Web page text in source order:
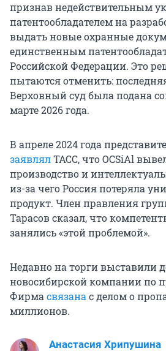
признав недействительным
патентообладателем на
выдать новые охранные
единственным
Российской Федерации. Это
пытаются отменить:
Верховный суд была подана
марте 2026 года.
В апреле 2024 года
заявлялТАСС, что OCSiAl
производство и
из-за чего Россия потеряла
продукт. Член правления
Тарасов сказал, что
занялись «этой проблемой».
Недавно на торги выставили
новосибирской компании по
Фирмасвязанас делом о
миллионов.
Анастасия Хрипушина